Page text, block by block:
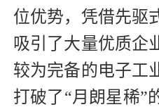
位优势，凭借先驱
吸引了大量优质企
较为完备的电子工
打破了“月朗星稀”